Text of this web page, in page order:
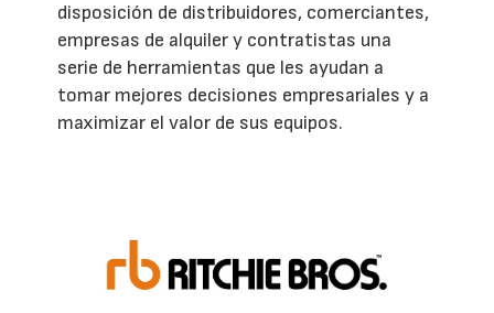
disposición de distribuidores, comerciantes,
empresas de alquiler y contratistas una
serie de herramientas que les ayudan a
tomar mejores decisiones empresariales y a
maximizar el valor de sus equipos.